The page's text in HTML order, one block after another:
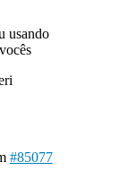
usando
#85077